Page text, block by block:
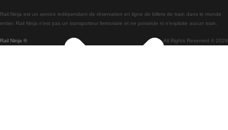
Trains de Lisbonne à Braga
Trains de Braga à Lisbonne
Rail Ninja ® All Rights Reserved © 2026
Rail.Ninja est un service indépendant de réservation en ligne de billets de train dans le monde
entier. Rail Ninja n'est pas un transporteur ferroviaire et ne possède ni n'exploite aucun train.